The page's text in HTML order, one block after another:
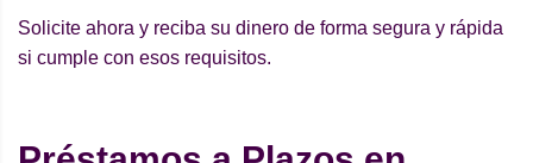
Solicite ahora y reciba su dinero de forma segura y rápida
si cumple con esos requisitos.